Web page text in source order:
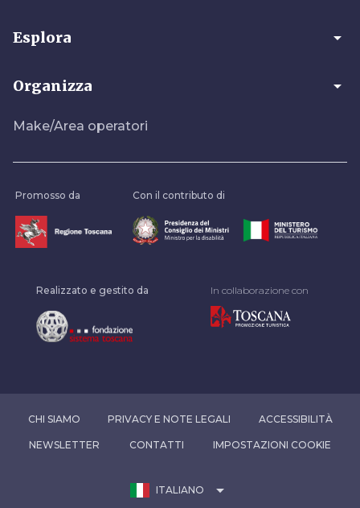
Esplora arrow_drop_down
Organizza arrow_drop_down
Make/Area operatori
Promosso da Con il contributo di
Realizzato e gestito da In collaborazione con
CHI SIAMO PRIVACY E NOTE LEGALI ACCESSIBILITÀ
NEWSLETTER CONTATTI IMPOSTAZIONI COOKIE
ITALIANO arrow_drop_down